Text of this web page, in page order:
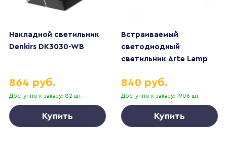
Накладной светильник
Denkirs DK3030-WB
Доступно к заказу: 82 шт.
864 руб.
Купить
Встраиваемый
светодиодный
светильник Arte Lamp
Доступно к заказу: 1906 шт.
840 руб.
Купить